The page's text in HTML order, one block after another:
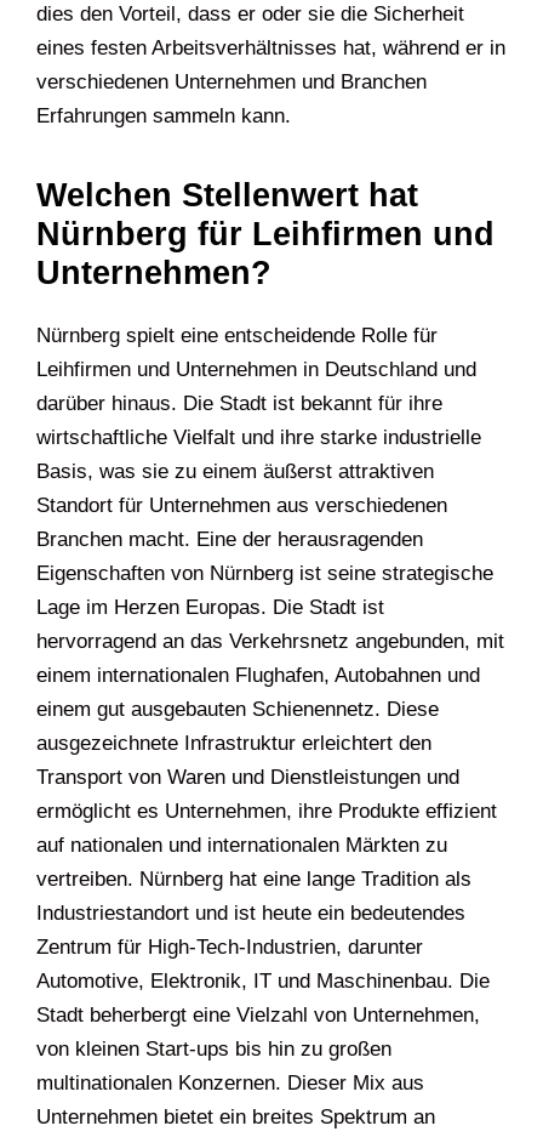
dies den Vorteil, dass er oder sie die Sicherheit
eines festen Arbeitsverhältnisses hat, während er in
verschiedenen Unternehmen und Branchen
Erfahrungen sammeln kann.
Welchen Stellenwert hat
Nürnberg für Leihfirmen und
Unternehmen?
Nürnberg spielt eine entscheidende Rolle für
Leihfirmen und Unternehmen in Deutschland und
darüber hinaus. Die Stadt ist bekannt für ihre
wirtschaftliche Vielfalt und ihre starke industrielle
Basis, was sie zu einem äußerst attraktiven
Standort für Unternehmen aus verschiedenen
Branchen macht. Eine der herausragenden
Eigenschaften von Nürnberg ist seine strategische
Lage im Herzen Europas. Die Stadt ist
hervorragend an das Verkehrsnetz angebunden, mit
einem internationalen Flughafen, Autobahnen und
einem gut ausgebauten Schienennetz. Diese
ausgezeichnete Infrastruktur erleichtert den
Transport von Waren und Dienstleistungen und
ermöglicht es Unternehmen, ihre Produkte effizient
auf nationalen und internationalen Märkten zu
vertreiben. Nürnberg hat eine lange Tradition als
Industriestandort und ist heute ein bedeutendes
Zentrum für High-Tech-Industrien, darunter
Automotive, Elektronik, IT und Maschinenbau. Die
Stadt beherbergt eine Vielzahl von Unternehmen,
von kleinen Start-ups bis hin zu großen
multinationalen Konzernen. Dieser Mix aus
Unternehmen bietet ein breites Spektrum an